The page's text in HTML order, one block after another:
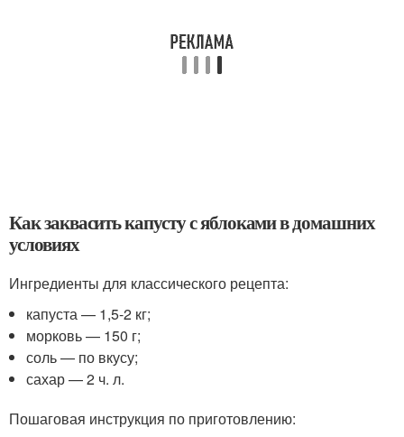
Как заквасить капусту с яблоками в домашних
условиях
Ингредиенты для классического рецепта:
капуста — 1,5-2 кг;
морковь — 150 г;
соль — по вкусу;
сахар — 2 ч. л.
Пошаговая инструкция по приготовлению: